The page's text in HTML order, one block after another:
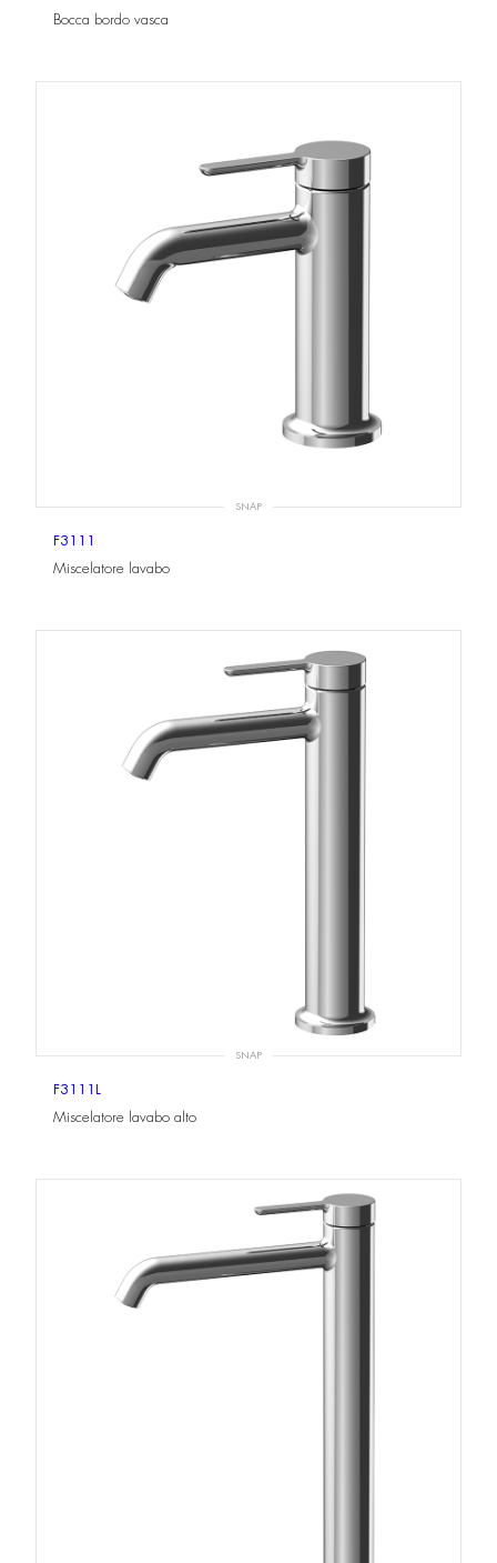
Bocca bordo vasca
SNAP
F3111
Miscelatore lavabo
SNAP
F3111L
Miscelatore lavabo alto